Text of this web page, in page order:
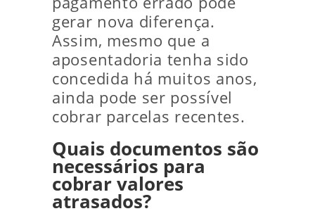
gerar nova diferença.
Assim, mesmo que a
aposentadoria tenha sido
concedida há muitos anos,
ainda pode ser possível
cobrar parcelas recentes.
Quais documentos são
necessários para
cobrar valores
atrasados?